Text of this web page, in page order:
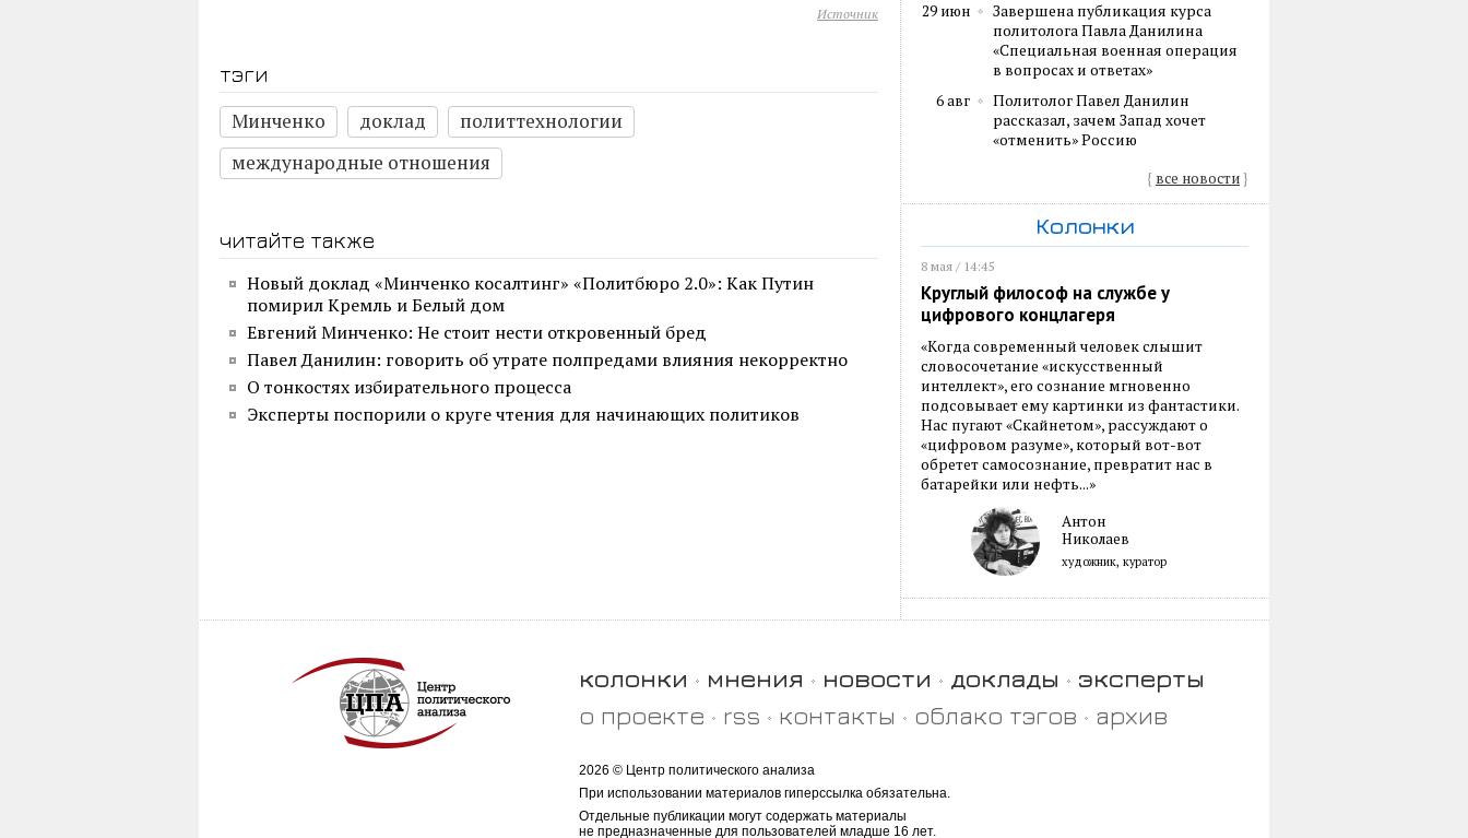
Источник
тэги
Минченко
доклад
политтехнологии
международные отношения
читайте также
Новый доклад «Минченко косалтинг» «Политбюро 2.0»: Как Путин
помирил Кремль и Белый дом
Евгений Минченко: Не стоит нести откровенный бред
Павел Данилин: говорить об утрате полпредами влияния некорректно
О тонкостях избирательного процесса
Эксперты поспорили о круге чтения для начинающих политиков
29 июн
Завершена публикация курса
политолога Павла Данилина
«Специальная военная операция
в вопросах и ответах»
6 авг
Политолог Павел Данилин
рассказал, зачем Запад хочет
«отменить» Россию
{ все новости}
Колонки
8 мая / 14:45
Круглый философ на службе у
цифрового концлагеря
«Когда современный человек слышит
словосочетание «искусственный
интеллект», его сознание мгновенно
подсовывает ему картинки из фантастики.
Нас пугают «Скайнетом», рассуждают о
«цифровом разуме», который вот-вот
обретет самосознание, превратит нас в
батарейки или нефть...»
Антон
Николаев
художник, куратор
колонки мнения новости доклады
эксперты
о проекте
rss контакты облако тэгов архив
2026 © Центр политического анализа
При использовании материалов гиперссылка обязательна.
Отдельные публикации могут содержать материалы
не предназначенные для пользователей младше 16 лет.